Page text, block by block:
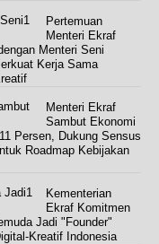
Pertemuan
Menteri Ekraf
Menteri Seni
Kerja Sama
Menteri Ekraf
Sambut Ekonomi
Persen, Dukung Sensus
Roadmap Kebijakan
Kementerian
Ekraf Komitmen
Jadi "Founder"
Kreatif Indonesia